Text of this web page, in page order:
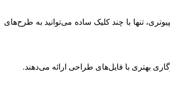
تنها با چند کلیک ساده می‌توانید به طرح‌های
بهتری با فایل‌های طراحی ارائه می‌دهند.